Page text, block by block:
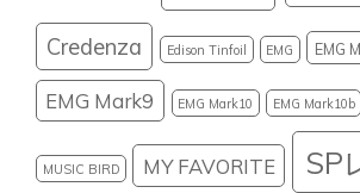
Credenza Edison Tinfoil EMG EMG
EMG Mark9 EMG Mark10 EMG Mark10b
MUSIC BIRD MY FAVORITE SP